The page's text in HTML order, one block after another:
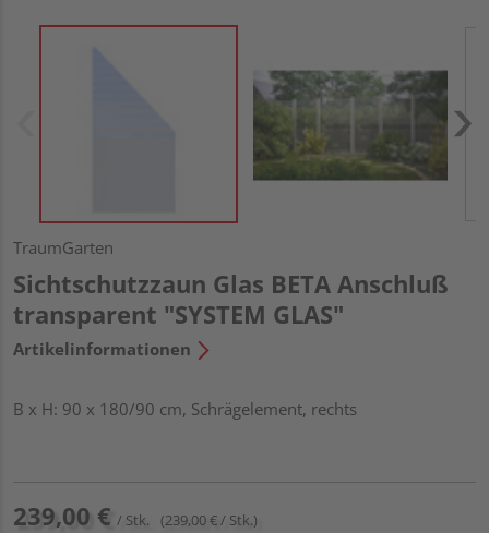
TraumGarten
Sichtschutzzaun Glas BETA Anschluß
transparent "SYSTEM GLAS"
Artikelinformationen
B x H: 90 x 180/90 cm, Schrägelement, rechts
239,00 € / Stk. (239,00 € / Stk.)